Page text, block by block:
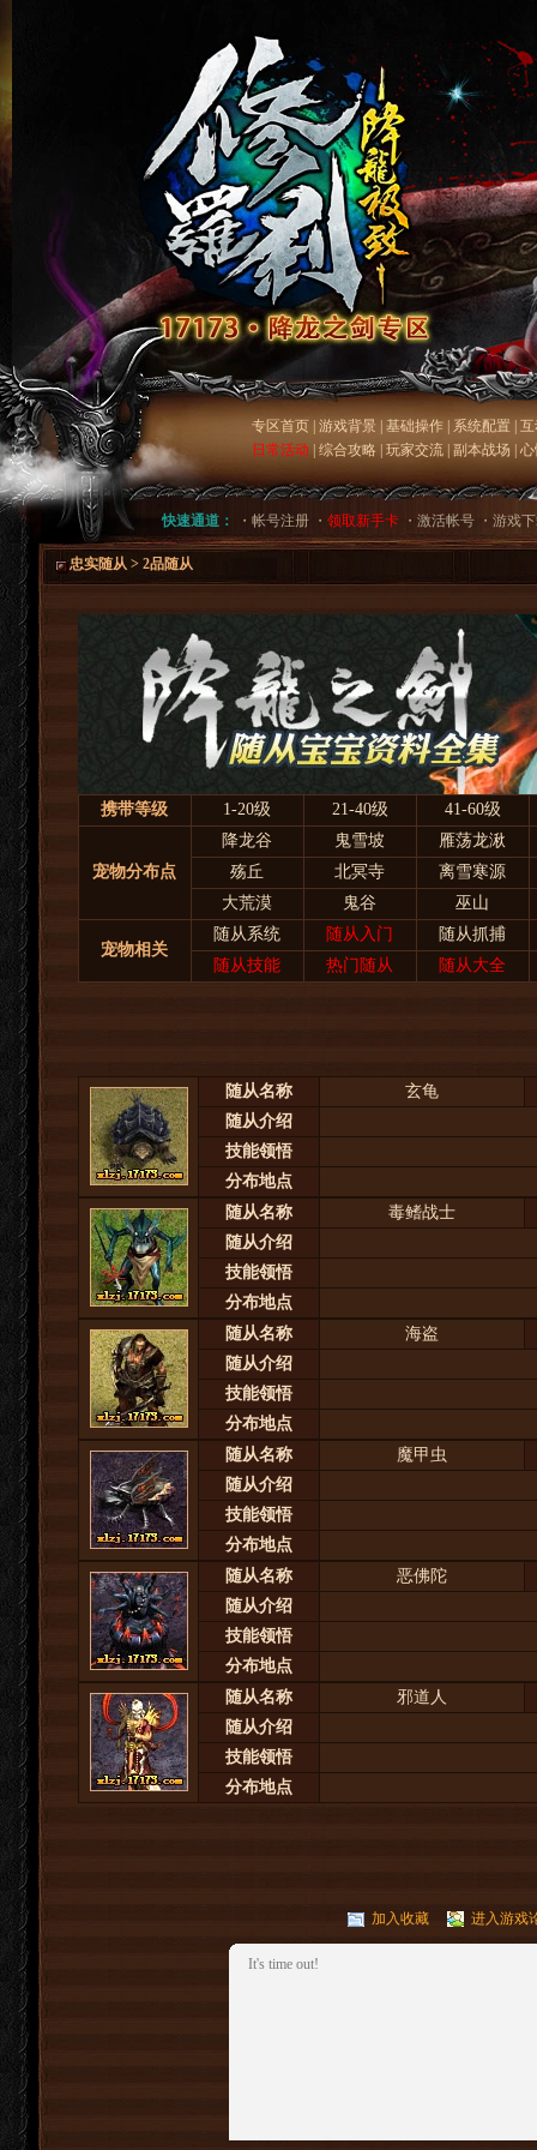
专区首页 游戏背景 基础操作 系统配置
日常活动
综合攻略 玩家交流 副本战场
快速通道： ・ 帐号注册 ・ 领取新手卡 ・ 激活帐号 ・ 游戏
忠实随从 > 2品随从
携带等级 1-20级 21-40级 41-60级
宠物分布点
降龙谷 鬼雪坡
雁荡龙湫
殇丘
北冥寺
离雪寒源
大荒漠
鬼谷 巫山
宠物相关
随从系统 随从入门
随从抓捕
随从技能
热门随从 随从大全
随从名称
玄龟
随从介绍
技能领悟
分布地点
随从名称
毒鳍战士
随从介绍
技能领悟
分布地点
随从名称
海盗
随从介绍
技能领悟
分布地点
随从名称
魔甲虫
随从介绍
技能领悟
分布地点
随从名称
恶佛陀
随从介绍
技能领悟
分布地点
随从名称
邪道人
随从介绍
技能领悟
分布地点
加入收藏 进入游戏
It's time out!